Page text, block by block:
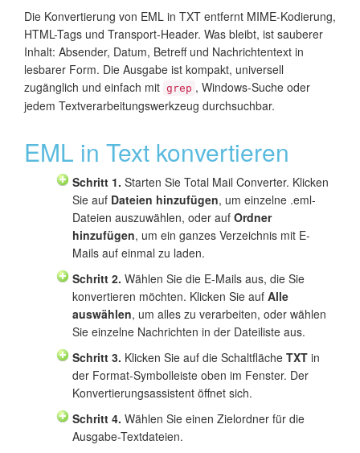
Die Konvertierung von EML in TXT entfernt MIME-Kodierung,
HTML-Tags und Transport-Header. Was bleibt, ist sauberer
Inhalt: Absender, Datum, Betreff und Nachrichtentext in
lesbarer Form. Die Ausgabe ist kompakt, universell
zugänglich und einfach mit grep , Windows-Suche oder
jedem Textverarbeitungswerkzeug durchsuchbar.
EML in Text konvertieren
Schritt 1. Starten Sie Total Mail Converter. Klicken
Sie auf Dateien hinzufügen, um einzelne .eml-
Dateien auszuwählen, oder auf Ordner
hinzufügen, um ein ganzes Verzeichnis mit E-
Mails auf einmal zu laden.
Schritt 2. Wählen Sie die E-Mails aus, die Sie
konvertieren möchten. Klicken Sie auf Alle
auswählen, um alles zu verarbeiten, oder wählen
Sie einzelne Nachrichten in der Dateiliste aus.
Schritt 3. Klicken Sie auf die Schaltfläche TXT in
der Format-Symbolleiste oben im Fenster. Der
Konvertierungsassistent öffnet sich.
Schritt 4. Wählen Sie einen Zielordner für die
Ausgabe-Textdateien.